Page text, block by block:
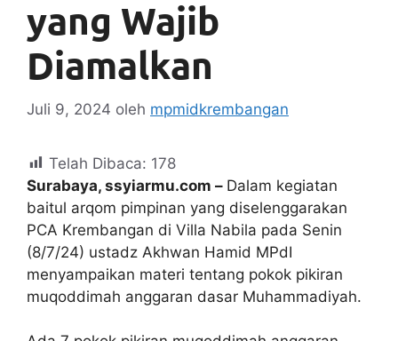
yang Wajib
Diamalkan
Juli 9, 2024 oleh mpmidkrembangan
Telah Dibaca: 178
Surabaya, ssyiarmu.com – Dalam kegiatan
baitul arqom pimpinan yang diselenggarakan
PCA Krembangan di Villa Nabila pada Senin
(8/7/24) ustadz Akhwan Hamid MPdI
menyampaikan materi tentang pokok pikiran
muqoddimah anggaran dasar Muhammadiyah.